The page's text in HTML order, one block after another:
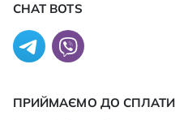
CHAT BOTS
ПРИЙМАЄМО ДО CПЛАТИ